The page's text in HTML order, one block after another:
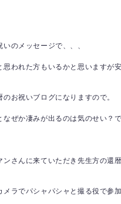
のメッセージで、、、
思われた方もいるかと思いますが
お祝いブログになりますので。
なぜか凄みが出るのは気のせい？
ンさんに来ていただき先生方の還
メラでパシャパシャと撮る役で参